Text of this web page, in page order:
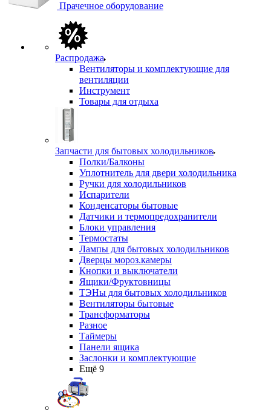
Прачечное оборудование
Распродажа
Вентиляторы и комплектующие для
вентиляции
Инструмент
Товары для отдыха
Запчасти для бытовых холодильников
Полки/Балконы
Уплотнитель для двери холодильника
Ручки для холодильников
Испарители
Конденсаторы бытовые
Датчики и термопредохранители
Блоки управления
Термостаты
Лампы для бытовых холодильников
Дверцы мороз.камеры
Кнопки и выключатели
Ящики/Фруктовницы
ТЭНы для бытовых холодильников
Вентиляторы бытовые
Трансформаторы
Разное
Таймеры
Панели ящика
Заслонки и комплектующие
Ещё 9